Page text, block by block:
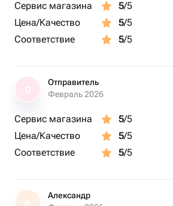
Сервис магазина 5/5
Цена/Качество
5/5
Соответствие
5/5
Отправитель
Февраль 2026
Сервис магазина 5/5
Цена/Качество
5/5
Соответствие
5/5
А
Александр